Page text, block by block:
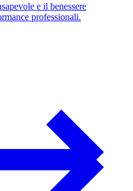
e il benessere
professionali.